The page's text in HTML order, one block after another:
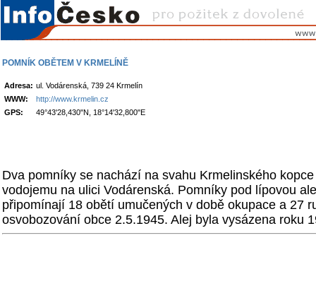
POMNÍK OBĚTEM V KRMELÍNĚ
Adresa: ul. Vodárenská, 739 24 Krmelín
WWW:
http://www.krmelin.cz
GPS:
49°43'28,430"N, 18°14'32,800"E
Dva pomníky se nachází na svahu Krmelinského
vodojemu na ulici Vodárenská. Pomníky pod lípovou
připomínají 18 obětí umučených v době okupace a 27
osvobozování obce 2.5.1945. Alej byla vysázena roku